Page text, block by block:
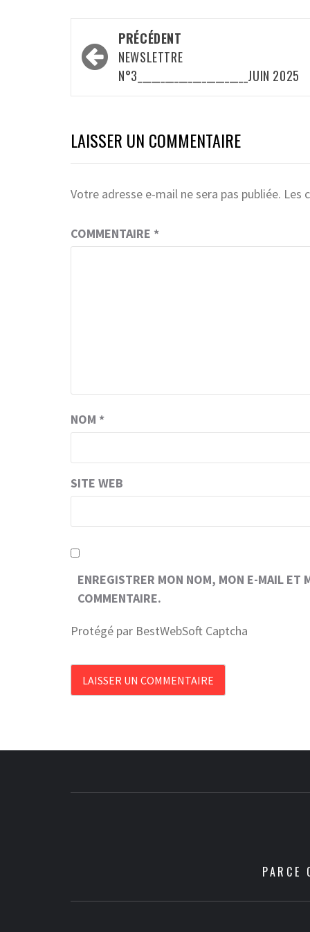
Navigation
d’article
PRÉCÉDENT
NEWSLETTRE
N°3________________________JUIN 2025
LAISSER UN COMMENTAIRE
Votre adresse e-mail ne sera pas publiée. Les
COMMENTAIRE *
NOM *
SITE WEB
ENREGISTRER MON NOM, MON E-MAIL ET
COMMENTAIRE.
Protégé par BestWebSoft Captcha
PARCE